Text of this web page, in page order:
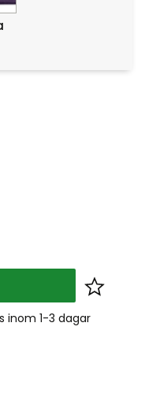
Lägg
inom 1-3 dagar